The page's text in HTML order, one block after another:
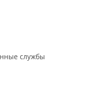
службы